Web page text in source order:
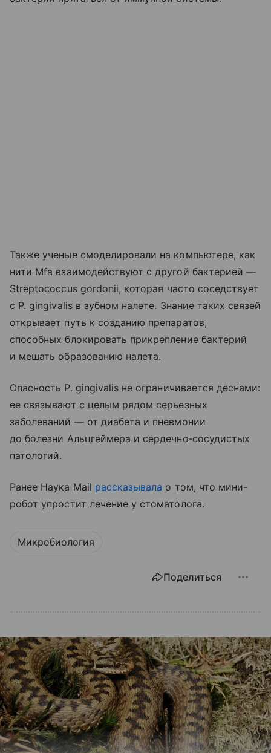
Также ученые смоделировали на компьютере, как
нити Mfa взаимодействуют с другой бактерией —
Streptococcus gordonii, которая часто соседствует
с P. gingivalis в зубном налете. Знание таких связей
открывает путь к созданию препаратов,
способных блокировать прикрепление бактерий
и мешать образованию налета.
Опасность P. gingivalis не ограничивается деснами:
ее связывают с целым рядом серьезных
заболеваний — от диабета и пневмонии
до болезни Альцгеймера и сердечно‑сосудистых
патологий.
Ранее Наука Mail рассказывала о том, что мини-
робот упростит лечение у стоматолога.
Микробиология
Поделиться